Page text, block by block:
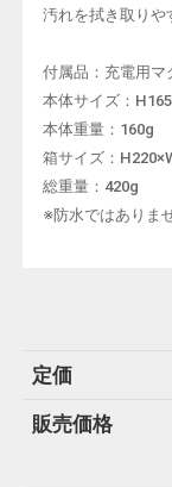
汚れを拭き取りや
付属品：充電用マ
本体サイズ：
本体重量：160g
箱サイズ：
総重量：420g
※防水ではありま
定価
販売価格